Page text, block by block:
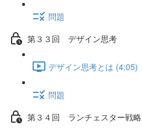
問題
第３３回 デザイン思考
デザイン思考とは (4:05)
問題
第３４回 ランチェスター戦略